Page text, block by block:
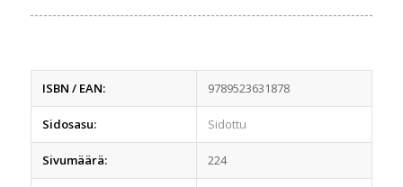
ISBN / EAN: 9789523631878
Sidosasu: Sidottu
Sivumäärä: 224